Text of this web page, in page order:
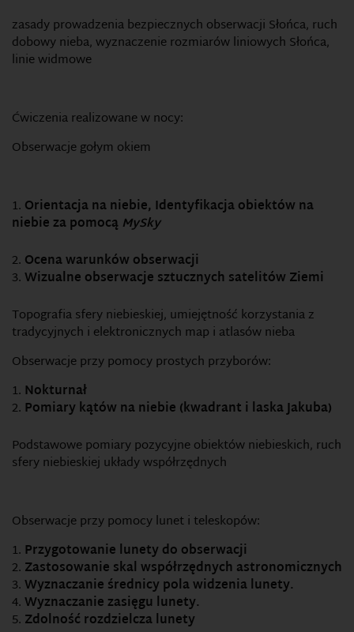
zasady prowadzenia bezpiecznych obserwacji Słońca, ruch
dobowy nieba, wyznaczenie rozmiarów liniowych Słońca,
linie widmowe
Ćwiczenia realizowane w nocy:
Obserwacje gołym okiem
Orientacja na niebie, Identyfikacja obiektów na
niebie za pomocą MySky
Ocena warunków obserwacji
Wizualne obserwacje sztucznych satelitów Ziemi
Topografia sfery niebieskiej, umiejętność korzystania z
tradycyjnych i elektronicznych map i atlasów nieba
Obserwacje przy pomocy prostych przyborów:
Nokturnał
Pomiary kątów na niebie (kwadrant i laska Jakuba)
Podstawowe pomiary pozycyjne obiektów niebieskich, ruch
sfery niebieskiej układy współrzędnych
Obserwacje przy pomocy lunet i teleskopów:
Przygotowanie lunety do obserwacji
Zastosowanie skal współrzędnych astronomicznych
Wyznaczanie średnicy pola widzenia lunety.
Wyznaczanie zasięgu lunety.
Zdolność rozdzielcza lunety